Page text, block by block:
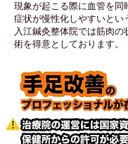
現象が起こる際に血管を同
症状が慢性化しやすいとい
入江鍼灸整体院では筋肉の
術を得意としております。